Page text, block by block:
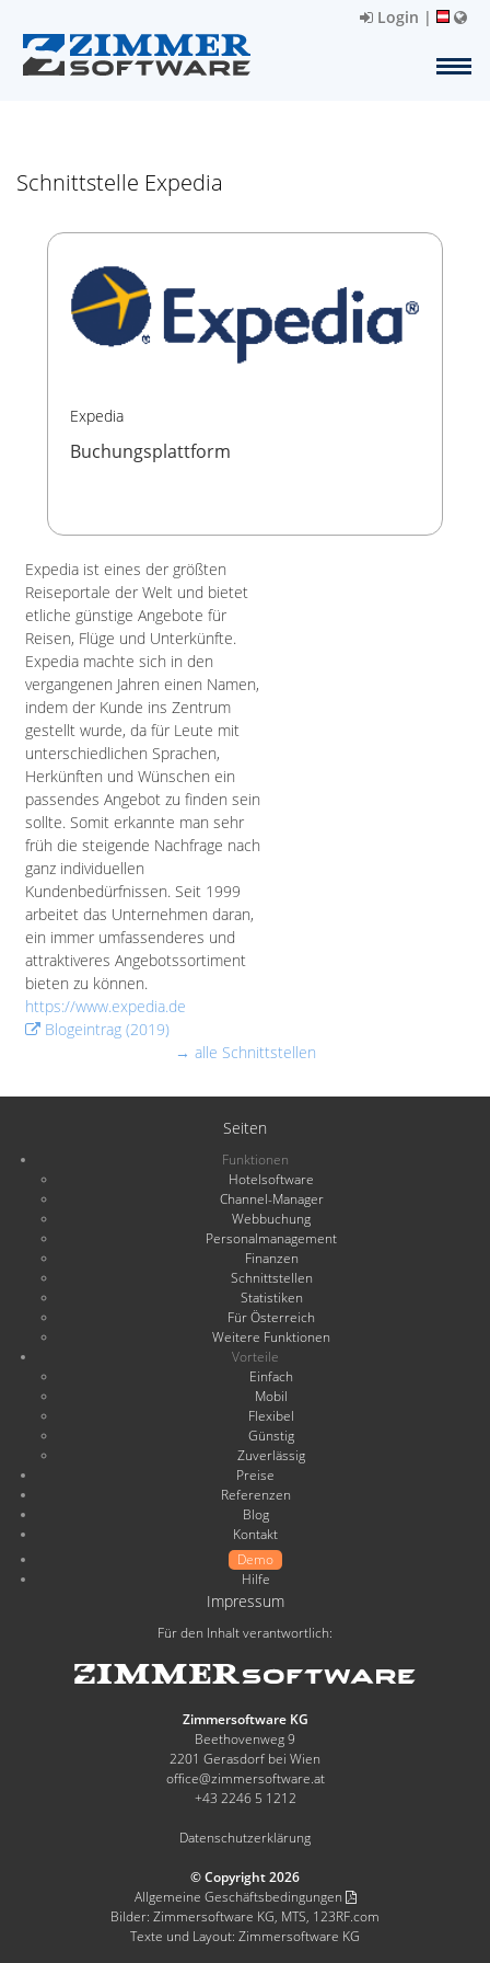
Login |
Schnittstelle Expedia
Expedia
Buchungsplattform
Expedia ist eines der größten
Reiseportale der Welt und bietet
etliche günstige Angebote für
Reisen, Flüge und Unterkünfte.
Expedia machte sich in den
vergangenen Jahren einen Namen,
indem der Kunde ins Zentrum
gestellt wurde, da für Leute mit
unterschiedlichen Sprachen,
Herkünften und Wünschen ein
passendes Angebot zu finden sein
sollte. Somit erkannte man sehr
früh die steigende Nachfrage nach
ganz individuellen
Kundenbedürfnissen. Seit 1999
arbeitet das Unternehmen daran,
ein immer umfassenderes und
attraktiveres Angebotssortiment
bieten zu können.
https://www.expedia.de
Blogeintrag (2019)
→ alle Schnittstellen
Seiten
Funktionen
Hotelsoftware
Channel-Manager
Webbuchung
Personalmanagement
Finanzen
Schnittstellen
Statistiken
Für Österreich
Weitere Funktionen
Vorteile
Einfach
Mobil
Flexibel
Günstig
Zuverlässig
Preise
Referenzen
Blog
Kontakt
Demo
Hilfe
Impressum
Für den Inhalt verantwortlich:
Zimmersoftware KG
Beethovenweg 9
2201 Gerasdorf bei Wien
office@zimmersoftware.at
+43 2246 5 1212
Datenschutzerklärung
© Copyright 2026
Allgemeine Geschäftsbedingungen
Bilder: Zimmersoftware KG, MTS, 123RF.com
Texte und Layout: Zimmersoftware KG